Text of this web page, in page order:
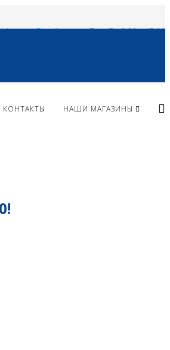
vlparma@mail.ru Пн - Пт 9:00 - 17:00
КОНТАКТЫ НАШИ МАГАЗИНЫ